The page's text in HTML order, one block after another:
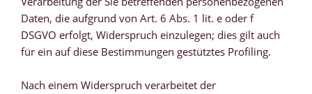
Daten, die aufgrund von Art. 6 Abs. 1 lit. e oder f
DSGVO erfolgt, Widerspruch einzulegen; dies gilt auch
für ein auf diese Bestimmungen gestütztes Profiling.
Nach einem Widerspruch verarbeitet der